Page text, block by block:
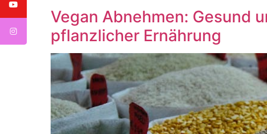
Vegan Abnehmen: Gesund
pflanzlicher Ernährung